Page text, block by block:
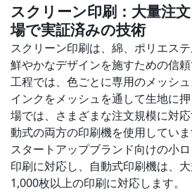
スクリーン印刷：大量注
場で実証済みの技術
スクリーン印刷は、綿、ポリエス
鮮やかなデザインを施すための信
工程では、色ごとに専用のメッシュ
インクをメッシュを通して生地に
場では、さまざまな注文規模に対
動式の両方の印刷機を使用していま
スタートアップブランド向けの小
印刷に対応し、自動式印刷機は、
1,000枚以上の印刷に対応します。